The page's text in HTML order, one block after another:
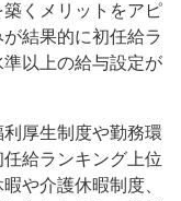
くメリットをアピ
結果的に初任給ラ
以上の給与設定が
厚生制度や勤務環
給ランキング上位
や介護休暇制度、